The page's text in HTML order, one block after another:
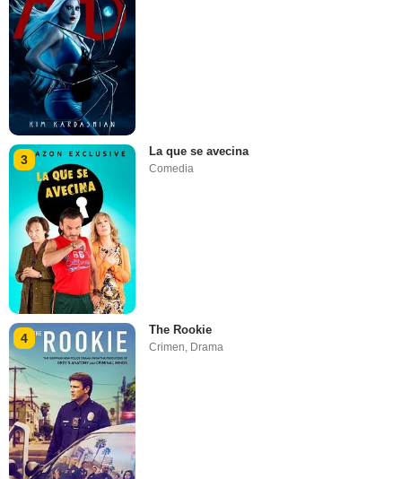
3
La que se avecina
Comedia
4
The Rookie
Crimen Drama